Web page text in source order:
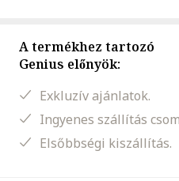
A termékhez tartozó
Genius előnyök:
Exkluzív ajánlatok.
Ingyenes szállítás
Elsőbbségi kiszállítás.